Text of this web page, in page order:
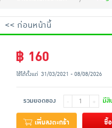
<< ก่อนหน้านี้
฿ 160
ใช้ได้ตั้งแต่ 31/03/2021 - 08/08/2026
รวมยอดของ - + มีสิ
เพิ่มลงตะกร้า ซื้